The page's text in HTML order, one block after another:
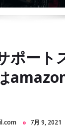
ポート
7月 9, 2021